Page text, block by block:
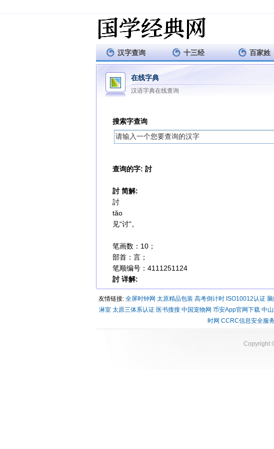
汉字查询 十三经 百家姓
在线字典
汉语字典在线查询
搜索字查询
查询的字: 討
討 简解:
討
tǎo
见“讨”。
笔画数：10；
部首：言；
笔顺编号：4111251124
討 详解:
友情链接: 全屏时钟网 太原精品包装 高考倒计时 ISO10012认证
淋室 太原三体系认证 医书搜搜 中国宠物网 币安App官网下载 中
时网 CCRC信息安全服
Copyright